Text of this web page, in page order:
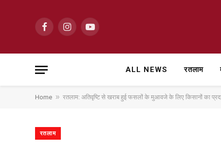
FacebookInstagramYouTube
ALL NEWS रतलाम
Home » रतलाम: अतिवृष्टि से खराब हुई फसलों के मुआवजे के लिए किसानों का
रतलाम